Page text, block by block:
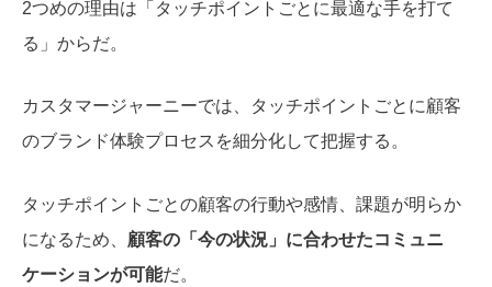
2つめの理由は 「タッチポイントごとに最適な手を打て
る」 からだ。
カスタマージャーニーでは、タッチポイントごとに顧客
のブランド体験プロセスを細分化して把握する。
タッチポイントごとの顧客の行動や感情、課題が明らか
になるため、 顧客の「今の状況」に合わせたコミュニ
ケーションが可能だ。